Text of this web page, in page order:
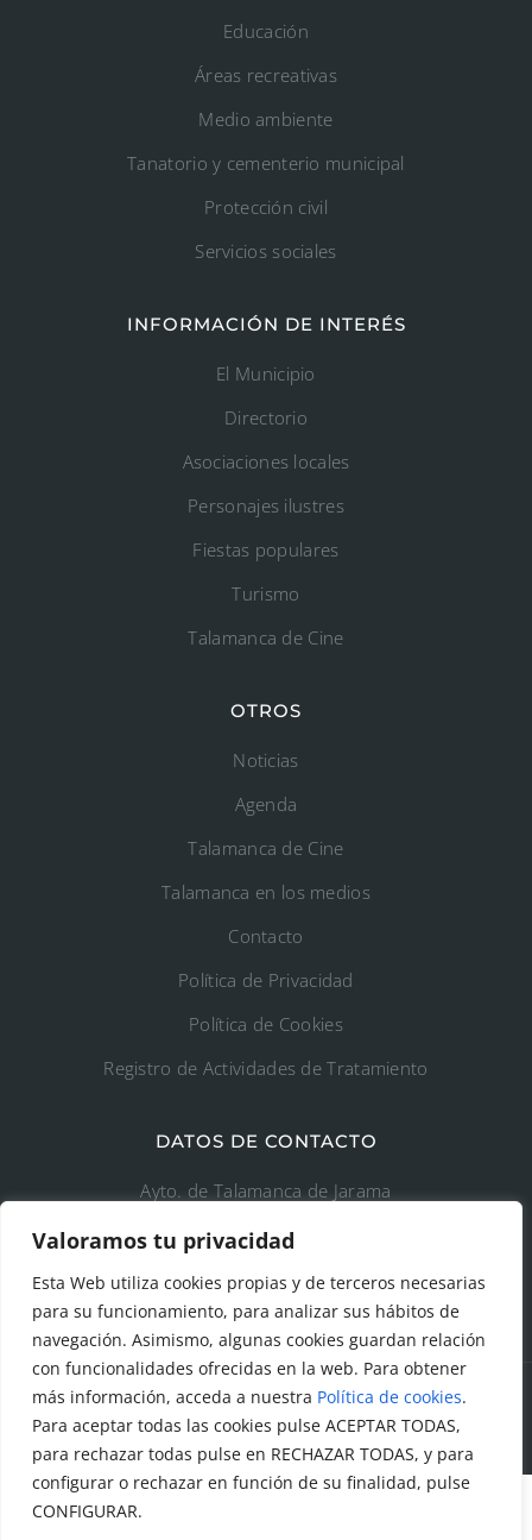
Valoramos tu privacidad
Esta Web utiliza cookies propias y de terceros necesarias
para su funcionamiento, para analizar sus hábitos de
navegación. Asimismo, algunas cookies guardan relación
con funcionalidades ofrecidas en la web. Para obtener
más información, acceda a nuestra Política de cookies.
Para aceptar todas las cookies pulse ACEPTAR TODAS,
para rechazar todas pulse en RECHAZAR TODAS, y para
configurar o rechazar en función de su finalidad, pulse
CONFIGURAR.
Educación
Áreas recreativas
Medio ambiente
Tanatorio y cementerio municipal
Protección civil
Servicios sociales
INFORMACIÓN DE INTERÉS
El Municipio
Directorio
Asociaciones locales
Personajes ilustres
Fiestas populares
Turismo
Talamanca de Cine
OTROS
Noticias
Agenda
Talamanca de Cine
Talamanca en los medios
Contacto
Política de Privacidad
Política de Cookies
Registro de Actividades de Tratamiento
DATOS DE CONTACTO
Ayto. de Talamanca de Jarama
C/Fuente del Arca, 19 28160 Talamanca de
Jarama (Madrid)
© Todos los derechos reservados. Ayuntamiento Talamanca
de Jarama Diseñado y creado porFactor Ideas